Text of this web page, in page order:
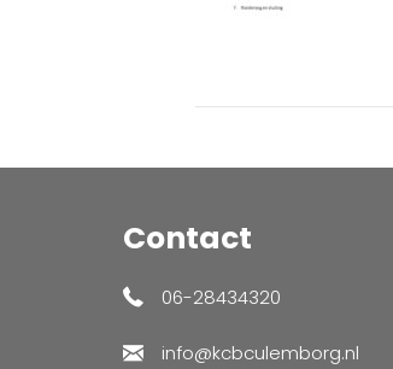
Contact
06-28434320
info@kcbculemborg.nl